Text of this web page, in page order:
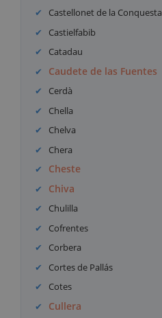
Castellonet de la Conquesta
Castielfabib
Catadau
Caudete de las Fuentes
Cerdà
Chella
Chelva
Chera
Cheste
Chiva
Chulilla
Cofrentes
Corbera
Cortes de Pallás
Cotes
Cullera